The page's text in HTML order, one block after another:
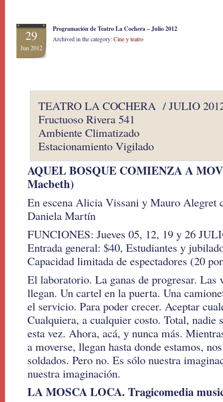
29
Jun 2012
Programación de Teatro La Cochera – Julio 2012
Archived in the category:Cine y teatro
TEATRO LA COCHERA / JULIO
Fructuoso Rivera 541
Ambiente Climatizado
Estacionamiento Vigilado
AQUEL BOSQUE COMIENZA A
Macbeth)
En escena Alicia Vissani y Mauro Alegret
Daniela Martín
FUNCIONES: Jueves 05, 12, 19 y 26
Entrada general: $40, Estudiantes y
Capacidad limitada de espectadores (20
El laboratorio. La ganas de progresar. Las
llegan. Un cartel en la puerta. Una
el servicio. Para poder crecer. Aceptar
Cualquiera, a cualquier costo. Total, nadie
esta vez. Ahora, acá, y nunca más.
a moverse, llegan hasta donde estamos,
soldados. Pero no. Es sólo nuestra
nuestra imaginación.
LA MOSCA LOCA. Tragicomedia